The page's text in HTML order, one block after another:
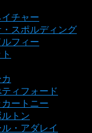
チャー
スポルディング
フィー
ィフォード
ートニー
トン
・アダレイ